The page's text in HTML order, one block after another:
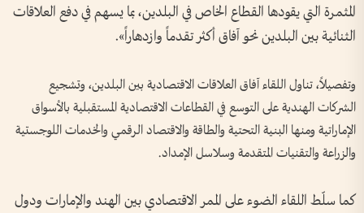
المثمرة التي يقودها القطاع الخاص في البلدين، بما يسهم في دفع العلاقات
الثنائية بين البلدين نحو آفاق أكثر تقدماً وازدهاراً».
وتفصيلاً، تناول اللقاء آفاق العلاقات الاقتصادية بين البلدين، وتشجيع
الشركات الهندية على التوسع في القطاعات الاقتصادية المستقبلية بالأسواق
الإماراتية ومنها البنية التحتية والطاقة والاقتصاد الرقمي والخدمات اللوجستية
والزراعة والتقنيات المتقدمة وسلاسل الإمداد.
كما سلّط اللقاء الضوء على الممر الاقتصادي بين الهند والإمارات ودول